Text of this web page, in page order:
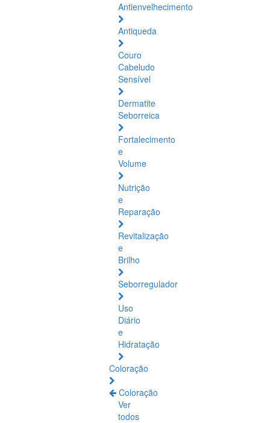
Antienvelhecimento
Antiqueda
Couro
Cabeludo
Sensível
Dermatite
Seborreica
Fortalecimento
e
Volume
Nutrição
e
Reparação
Revitalização
e
Brilho
Seborregulador
Uso
Diário
e
Hidratação
Coloração
Coloração
Ver
todos